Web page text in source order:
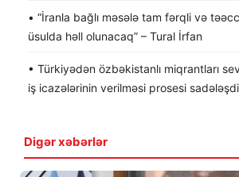
• “İranla bağlı məsələ tam fərqli və
üsulda həll olunacaq” – Tural İrfan
• Türkiyədən özbəkistanlı miqrantları
iş icazələrinin verilməsi prosesi
Digər xəbərlər